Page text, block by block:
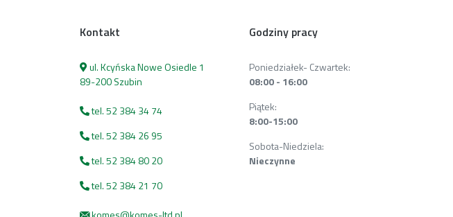
Kontakt
ul. Kcyńska Nowe Osiedle 1
89-200 Szubin
tel. 52 384 34 74
tel. 52 384 26 95
tel. 52 384 80 20
tel. 52 384 21 70
Godziny pracy
Poniedziałek- Czwartek:
08:00 - 16:00
Piątek:
8:00-15:00
Sobota-Niedziela:
Nieczynne